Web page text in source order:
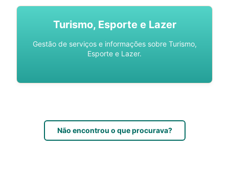
Turismo, Esporte e Lazer
Gestão de serviços e informações sobre Turismo,
Esporte e Lazer.
Não encontrou o que procurava?